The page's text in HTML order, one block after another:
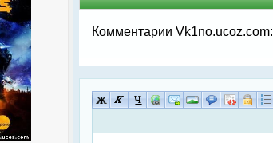
Комментарии Vk1no.ucoz.com: